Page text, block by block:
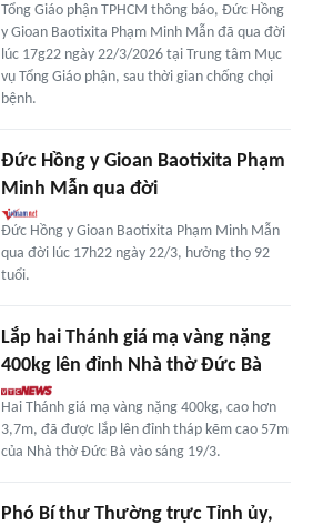
Tổng Giáo phận TPHCM thông báo, Đức Hồng
y Gioan Baotixita Phạm Minh Mẫn đã qua đời
lúc 17g22 ngày 22/3/2026 tại Trung tâm Mục
vụ Tổng Giáo phận, sau thời gian chống chọi
bệnh.
Đức Hồng y Gioan Baotixita Phạm
Minh Mẫn qua đời
Đức Hồng y Gioan Baotixita Phạm Minh Mẫn
qua đời lúc 17h22 ngày 22/3, hưởng thọ 92
tuổi.
Lắp hai Thánh giá mạ vàng nặng
400kg lên đỉnh Nhà thờ Đức Bà
Hai Thánh giá mạ vàng nặng 400kg, cao hơn
3,7m, đã được lắp lên đỉnh tháp kẽm cao 57m
của Nhà thờ Đức Bà vào sáng 19/3.
Phó Bí thư Thường trực Tỉnh ủy,